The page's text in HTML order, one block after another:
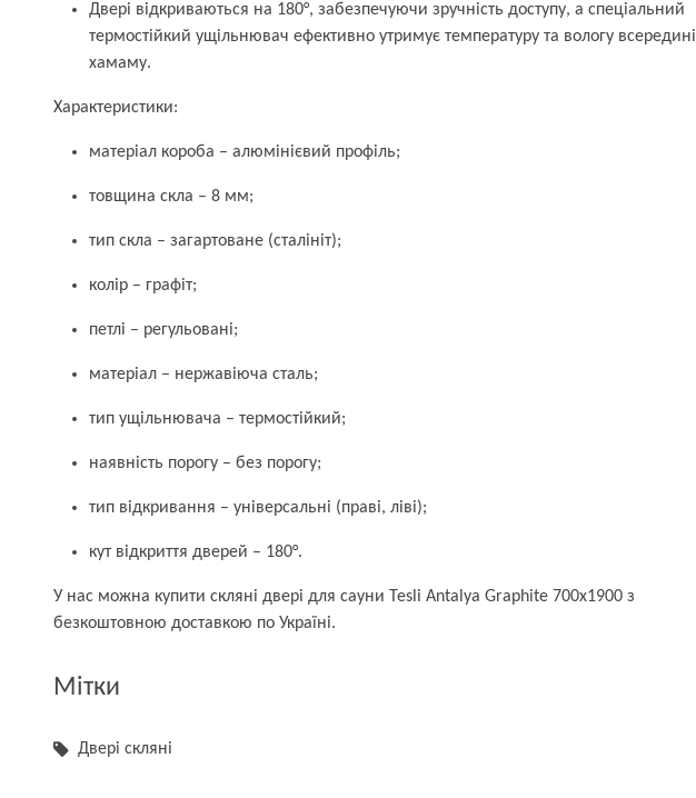
Двері відкриваються на 180°, забезпечуючи зручність доступу, а спеціальний
термостійкий ущільнювач ефективно утримує температуру та вологу всередині
хамаму.
Характеристики:
матеріал короба – алюмінієвий профіль;
товщина скла – 8 мм;
тип скла – загартоване (сталініт);
колір – графіт;
петлі – регульовані;
матеріал – нержавіюча сталь;
тип ущільнювача – термостійкий;
наявність порогу – без порогу;
тип відкривання – універсальні (праві, ліві);
кут відкриття дверей – 180°.
У нас можна купити скляні двері для сауни Tesli Antalya Graphite 700х1900 з
безкоштовною доставкою по Україні.
Мітки
Двері скляні